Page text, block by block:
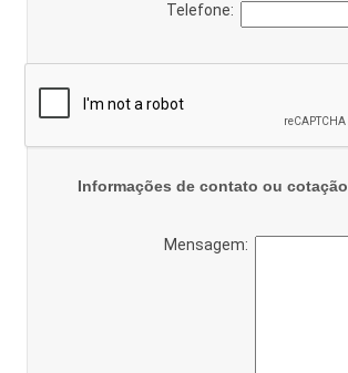
Telefone:
Informações de contato ou cotação
Mensagem: